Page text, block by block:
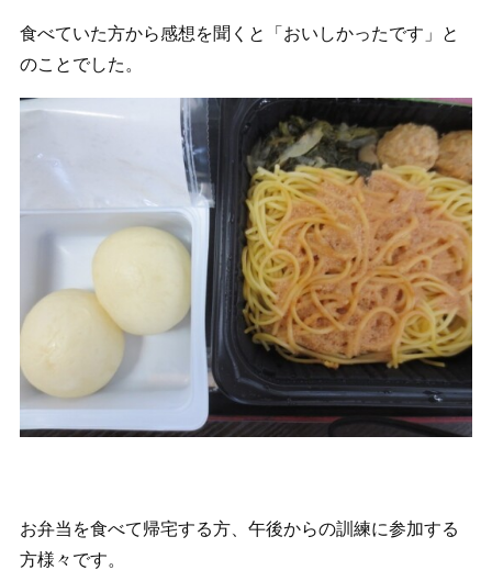
食べていた方から感想を聞くと「おいしかったです」と
のことでした。
お弁当を食べて帰宅する方、午後からの訓練に参加する
方様々です。